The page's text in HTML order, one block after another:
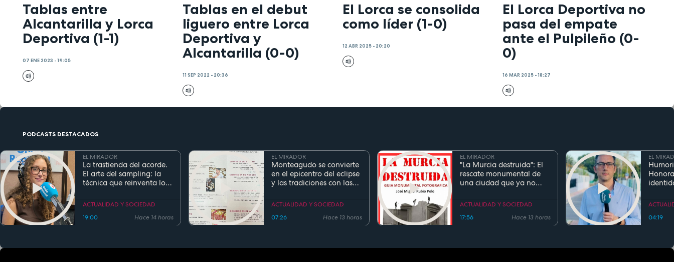
Tablas entre
Alcantarilla y Lorca
Deportiva (1-1)
07 ENE 2023 - 19:05
Tablas en el debut
liguero entre Lorca
Deportiva y
Alcantarilla (0-0)
11 SEP 2022 - 20:36
El Lorca se consolida
como líder (1-0)
12 ABR 2025 - 20:20
El Lorca Deportiva no
pasa del empate
ante el Pulpileño (0-
0)
16 MAR 2025 - 18:27
PODCASTS DESTACADOS
EL MIRADOR
La trastienda del acorde.
El arte del sampling: la
técnica que reinventa los
actual
ACTUALIDAD Y SOCIEDAD
19:00
Hace 14 horas
EL MIRADOR
Monteagudo se convierte
en el epicentro del eclipse
y las tradiciones con las
ACTUALIDAD Y SOCIEDAD
07:26
Hace 13 horas
EL MIRADOR
"La Murcia destruida": El
rescate monumental de
una ciudad que ya no
ACTUALIDAD Y SOCIEDAD
17:56
Hace 13 horas
EL
Cierva
04:19